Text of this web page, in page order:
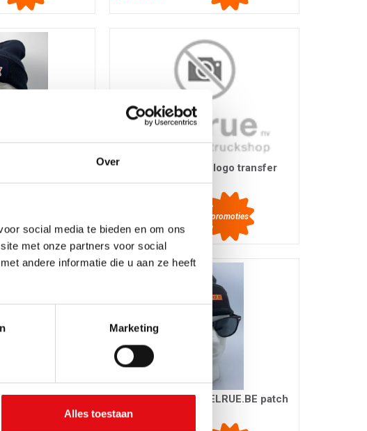
Over
social media te bieden en om ons
met onze partners voor social
andere informatie die u aan ze heeft
Marketing
Alles toestaan
patch
promoties
Muts zwart DELRUE logo transfer
5,95 EUR
trucks patch
Muts zwart WWW.DELRUE.BE patch
Delruestyle